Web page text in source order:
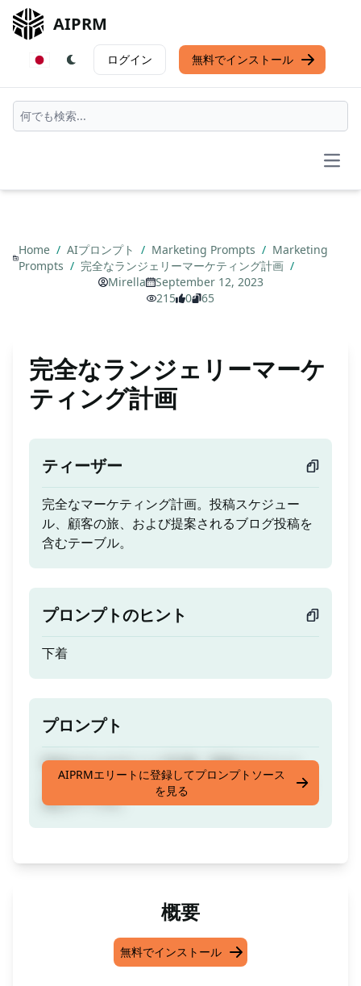
AIPRM
ログイン 無料でインストール
Home / AIプロンプト / Marketing Prompts / Marketing
Prompts / 完全なランジェリーマーケティング計画 /
Mirella
September 12, 2023
215
0 65
完全なランジェリーマーケ
ティング計画
ティーザー
完全なマーケティング計画。投稿スケジュー
ル、顧客の旅、および提案されるブログ投稿を
含むテーブル。
プロンプトのヒント
下着
プロンプト
完全なマーケティング計画。投稿スケジュー
ル、顧客の旅、および提案されるブログ投稿を
含むテーブル。
AIPRMエリートに登録してプロンプトソース
を見る
概要
無料でインストール